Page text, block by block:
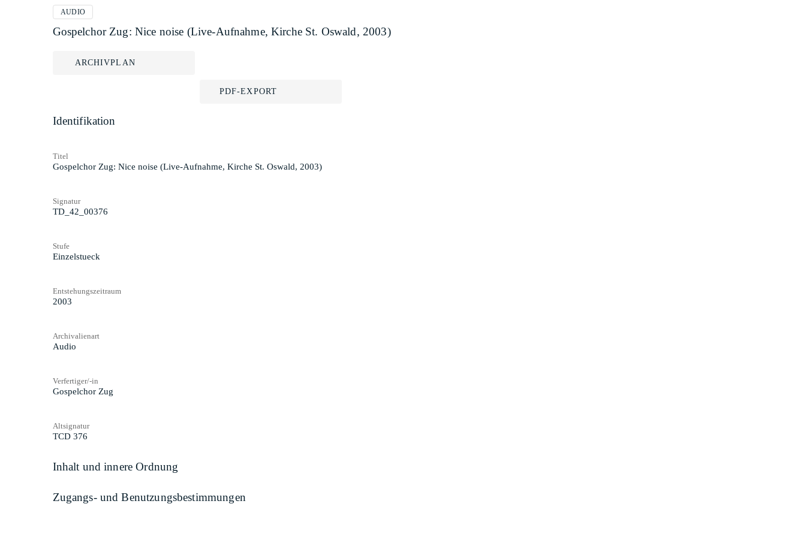
AUDIO
Gospelchor Zug: Nice noise (Live-Aufnahme, Kirche St. Oswald, 2003)
ARCHIVPLAN
PDF-EXPORT
Identifikation
Titel
Gospelchor Zug: Nice noise (Live-Aufnahme, Kirche St. Oswald, 2003)
Signatur
TD_42_00376
Stufe
Einzelstueck
Entstehungszeitraum
2003
Archivalienart
Audio
Verfertiger/-in
Gospelchor Zug
Altsignatur
TCD 376
Inhalt und innere Ordnung
Zugangs- und Benutzungsbestimmungen